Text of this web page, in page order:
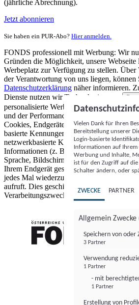
(jährliche Abrechnung).
Jetzt abonnieren
Sie haben ein PUR-Abo? Hier anmelden.
FONDS professionell mit Werbung: Wir
Gründen die Möglichkeit, unsere Webseite
Werbeplatz zur Verfügung zu stellen. Über
der Verantwortung von uns liegen, können
Datenschutzerklärung näher informieren.
Dienste nutzen wir Technologien von
personalisierte Werbung und Inhalte,
und der Performance von Inhalten sowie
Cookies, Endgeräte- oder ähnliche
basierte Kennungen, zufällig generierte
netzwerkbasierte Kennungen) können
Informationen (z. B. Browsertyp und
Sprache, Bildschirmgröße, unterstützte
Ihrem Endgerät gespeichert oder von dort
jedes Mal wiederzuerkennen, wenn es eine
aufruft. Dies geschieht für einen oder
Verarbeitungszwecke.
Vielen Dank für Ihren
Bereitstellung unserer
Login-basierte
Informationen auf Ihrem
Werbung und Inhalte,
ist für den Zugriff auf
Schalter ändern, oder
ZWECKE PARTNER
Allgemein Zwecke
Speichern von
3 Partner
Verwendung
1 Partner
- mit
1 Partner
Erstellung von
FONDS professionell